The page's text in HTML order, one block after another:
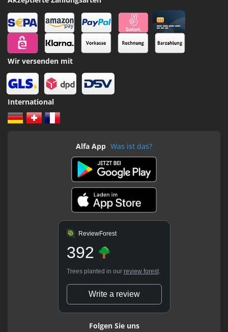
Wir versenden mit
International
Alfa App Was ist das?
ReviewForest
392
Trees planted in our review forest.
Write a review
Folgen Sie uns